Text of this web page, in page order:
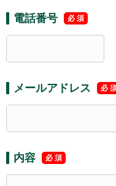
電話番号
メールアドレス
内容